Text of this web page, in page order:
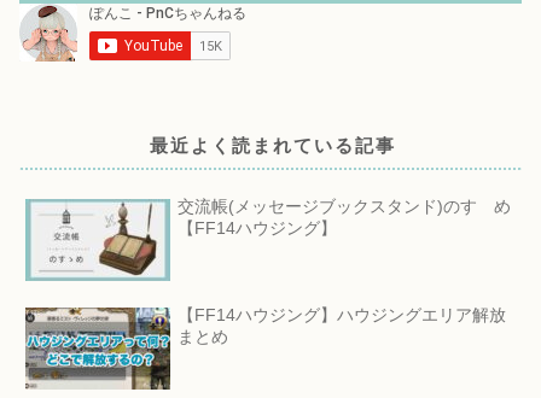
最近よく読まれている記事
交流帳(メッセージブックスタンド)のすゝめ
【FF14ハウジング】
【FF14ハウジング】ハウジングエリア解放
まとめ